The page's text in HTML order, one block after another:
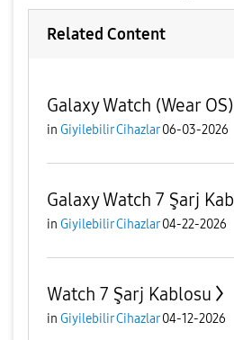
Related Content
Galaxy Watch (Wear
in Giyilebilir Cihazlar 06-03-2026
Galaxy Watch 7 Şarj
in Giyilebilir Cihazlar 04-22-2026
Watch 7 Şarj Kablosu
in Giyilebilir Cihazlar 04-12-2026